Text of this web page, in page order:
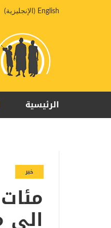
English
( الإنجليزية)
الرئيسية
خبر
الي